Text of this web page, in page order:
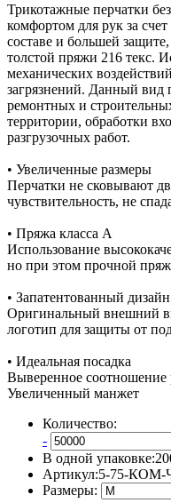
Трикотажные перчатки
комфортом для рук за
составе и большей
толстой пряжи 216 текс.
механических
загрязнений. Данный вид
ремонтных и
территории, обработки
разгрузочных работ.
• Увеличенные размеры
Перчатки не сковывают
чувствительность, не
• Пряжа класса А
Использование
но при этом прочной
• Запатентованный дизайн
Оригинальный внешний
логотип для защиты от
• Идеальная посадка
Выверенное соотношение
Увеличенный манжет
Количество:
-
В одной упаковке:
Артикул:5-75-КОМ-
Размеры: